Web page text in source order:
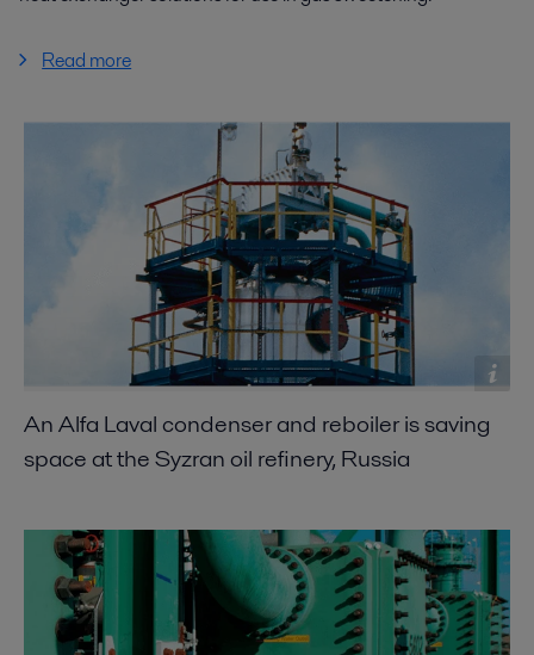
Read more
An Alfa Laval condenser and reboiler is saving
space at the Syzran oil refinery, Russia